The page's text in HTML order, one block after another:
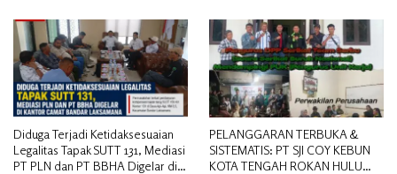
Diduga Terjadi Ketidaksesuaian
Legalitas Tapak SUTT 131, Mediasi
PT PLN dan PT BBHA Digelar di
PELANGGARAN TERBUKA &
SISTEMATIS: PT SJI COY KEBUN
KOTA TENGAH ROKAN HULU